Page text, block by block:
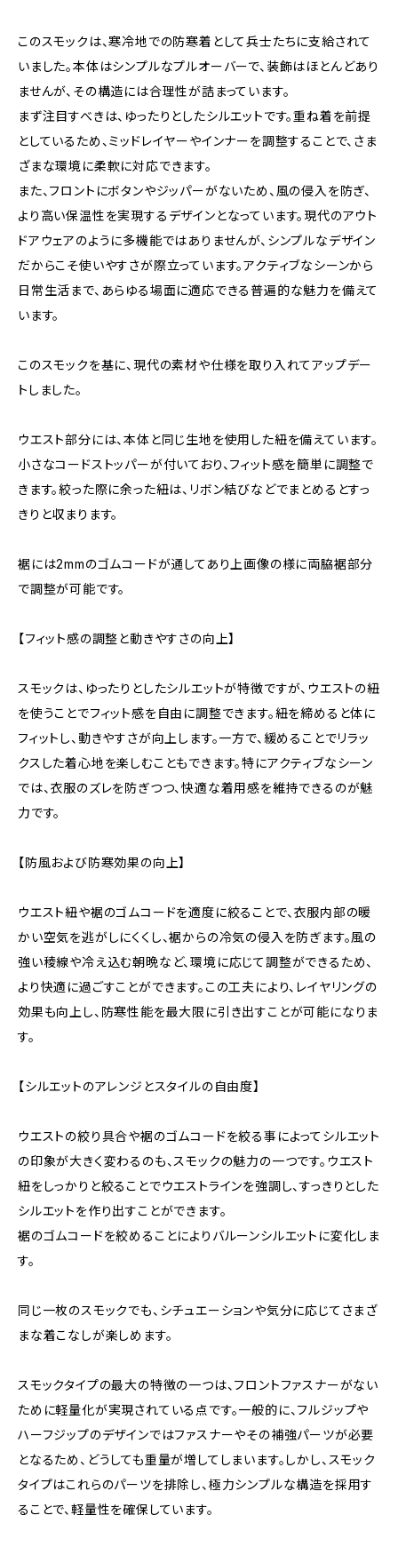
このスモックは、寒冷地での防寒着として兵士たちに支給されて
いました。本体はシンプルなプルオーバーで、装飾はほとんどあり
ませんが、その構造には合理性が詰まっています。
まず注目すべきは、ゆったりとしたシルエットです。重ね着を前提
としているため、ミッドレイヤーやインナーを調整することで、さま
ざまな環境に柔軟に対応できます。
また、フロントにボタンやジッパーがないため、風の侵入を防ぎ、
より高い保温性を実現するデザインとなっています。現代のアウト
ドアウェアのように多機能ではありませんが、シンプルなデザイン
だからこそ使いやすさが際立っています。アクティブなシーンから
日常生活まで、あらゆる場面に適応できる普遍的な魅力を備えて
います。
このスモックを基に、現代の素材や仕様を取り入れてアップデー
トしました。
ウエスト部分には、本体と同じ生地を使用した紐を備えています。
小さなコードストッパーが付いており、フィット感を簡単に調整で
きます。絞った際に余った紐は、リボン結びなどでまとめるとすっ
きりと収まります。
裾には2mmのゴムコードが通してあり上画像の様に両脇裾部分
で調整が可能です。
【フィット感の調整と動きやすさの向上】
スモックは、ゆったりとしたシルエットが特徴ですが、ウエストの紐
を使うことでフィット感を自由に調整できます。紐を締めると体に
フィットし、動きやすさが向上します。一方で、緩めることでリラッ
クスした着心地を楽しむこともできます。特にアクティブなシーン
では、衣服のズレを防ぎつつ、快適な着用感を維持できるのが魅
力です。
【防風および防寒効果の向上】
ウエスト紐や裾のゴムコードを適度に絞ることで、衣服内部の暖
かい空気を逃がしにくくし、裾からの冷気の侵入を防ぎます。風の
強い稜線や冷え込む朝晩など、環境に応じて調整ができるため、
より快適に過ごすことができます。この工夫により、レイヤリングの
効果も向上し、防寒性能を最大限に引き出すことが可能になりま
す。
【シルエットのアレンジとスタイルの自由度】
ウエストの絞り具合や裾のゴムコードを絞る事によってシルエット
の印象が大きく変わるのも、スモックの魅力の一つです。ウエスト
紐をしっかりと絞ることでウエストラインを強調し、すっきりとした
シルエットを作り出すことができます。
裾のゴムコードを絞めることによりバルーンシルエットに変化しま
す。
同じ一枚のスモックでも、シチュエーションや気分に応じてさまざ
まな着こなしが楽しめます。
スモックタイプの最大の特徴の一つは、フロントファスナーがない
ために軽量化が実現されている点です。一般的に、フルジップや
ハーフジップのデザインではファスナーやその補強パーツが必要
となるため、どうしても重量が増してしまいます。しかし、スモック
タイプはこれらのパーツを排除し、極力シンプルな構造を採用す
ることで、軽量性を確保しています。